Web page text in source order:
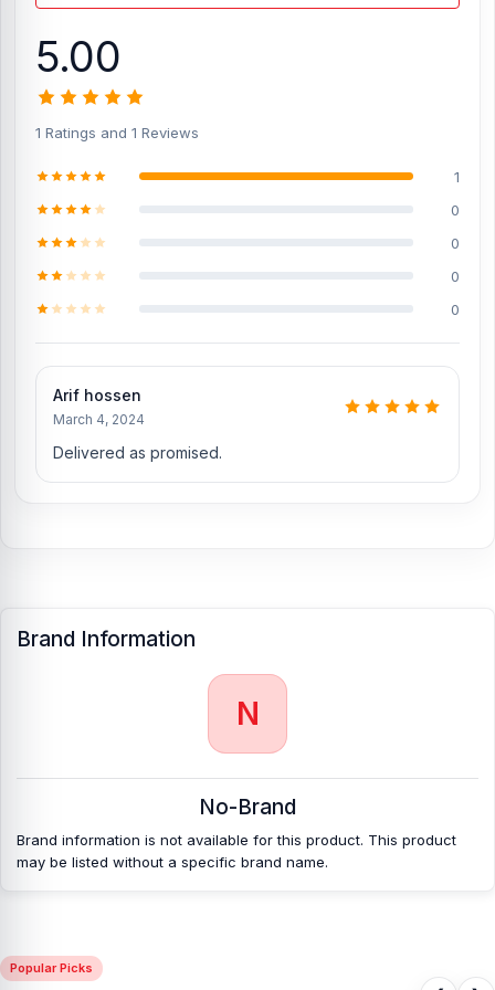
Note: Every product check before delivery
What is the estimated delivery time?
Working days & for outside Dhaka up to 5 working days.
ডিসপ্লে
১। ডিসপ্লে লাগানোর আগে ডিসপ্লে কোনো প্রকার পলি কাগজ না ছিড়ে বা না খুলে ডিসপ্লে ভাল
টেলিকম এর সাথে যোগাযোগ করতে হবে।
২। ডিসপ্লের উপরে এবং নিচের সাইডের কোনো পলি না তুলে চেক করবেন যদি আপনার মতে কোনো
৩। ডিসপ্লে লাগানোর সময় সাবধানে লাগাবেন, যাতে আপনার ডিসপ্লেটির কোনো প্রকার ক্ষতি না
হয়।
তুলবেন এবং লাগাবে।
৫। ডিসপ্লের উভয় পাশের যে কোনো প্রকার পলি বা কাগজ ছিড়লে বা তুলে ফেললে ওয়ারেন্টি
পাবেননা।
৬। ডিসপ্লেতে কোনো প্রকার ঘাম বা আঠা লাগালে ওয়ারেন্টি থাকবেনা।
লাগাবেন।
5.00
1 Ratings and 1 Reviews
1
0
0
0
0
Arif hossen
March 4, 2024
Delivered as promised.
Brand Information
N
No-Brand
Brand information is not available for this product. This product
may be listed without a specific brand name.
Popular Picks